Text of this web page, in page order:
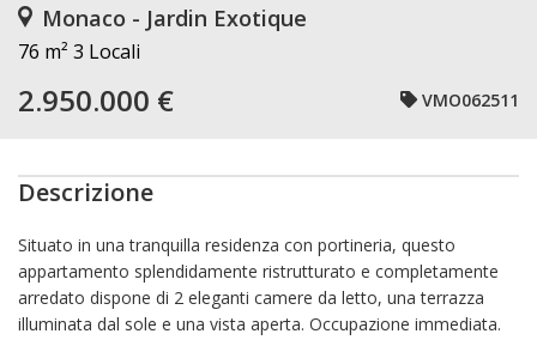
Monaco - Jardin Exotique
76 m² 3 Locali
2.950.000 € VMO062511
Descrizione
Situato in una tranquilla residenza con portineria, questo
appartamento splendidamente ristrutturato e completamente
arredato dispone di 2 eleganti camere da letto, una terrazza
illuminata dal sole e una vista aperta. Occupazione immediata.